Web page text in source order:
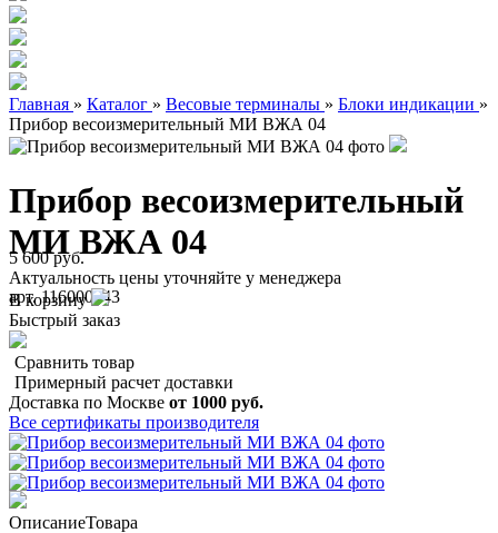
Главная » Каталог » Весовые терминалы » Блоки индикации »
Прибор весоизмерительный МИ ВЖА 04
Прибор весоизмерительный
МИ ВЖА 04
арт. 116000043
5 600 руб.
Актуальность цены уточняйте у менеджера
В корзину
Быстрый заказ
Сравнить товар
Примерный расчет доставки
Доставка по Москве от 1000 руб.
Все сертификаты производителя
ОписаниеТовара